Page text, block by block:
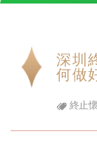
深圳
何做
終止